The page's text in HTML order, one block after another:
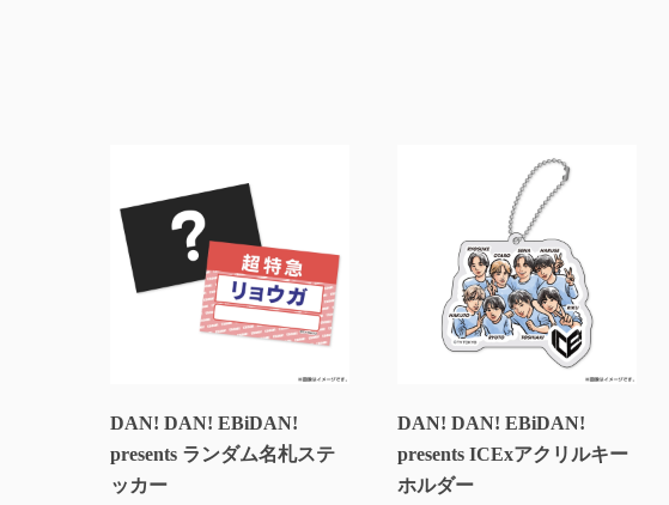
DAN! DAN! EBiDAN!
presents ランダム名札ステ
ッカー
DAN! DAN! EBiDAN!
presents ICExアクリルキー
ホルダー